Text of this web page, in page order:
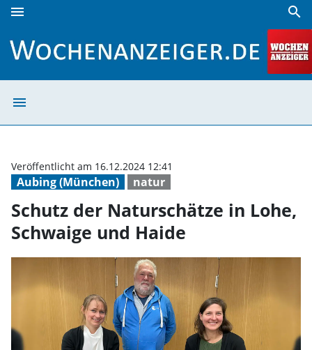
menu search
menu
Aubing (München) natur
Veröffentlicht am 16.12.2024 12:41
Schutz der Naturschätze in Lohe,
Schwaige und Haide